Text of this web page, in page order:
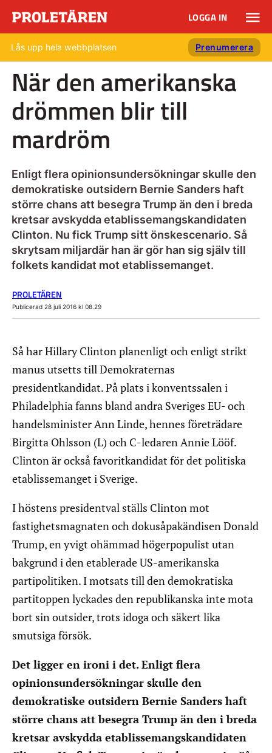
LOGGA IN
Lås upp hela webbplatsen Prenumerera
När den amerikanska
drömmen blir till
mardröm
Enligt flera opinionsundersökningar skulle den
demokratiske outsidern Bernie Sanders haft
större chans att besegra Trump än den i breda
kretsar avskydda etablissemangskandidaten
Clinton. Nu fick Trump sitt önskescenario. Så
skrytsam miljardär han är gör han sig själv till
folkets kandidat mot etablissemanget.
PROLETÄREN
Publicerad 28 juli 2016 kl 08.29
Så har Hillary Clinton planenligt och enligt strikt
manus utsetts till Demokraternas
presidentkandidat. På plats i konventssalen i
Philadelphia fanns bland andra Sveriges EU- och
handelsminister Ann Linde, hennes företrädare
Birgitta Ohlsson (L) och C-ledaren Annie Lööf.
Clinton är också favoritkandidat för det politiska
etablissemanget i Sverige.
I höstens presidentval ställs Clinton mot
fastighetsmagnaten och dokusåpakändisen Donald
Trump, en yvigt ohämmad högerpopulist utan
bakgrund i den etablerade US-amerikanska
partipolitiken. I motsats till den demokratiska
partitoppen lyckades den republikanska inte mota
bort sin outsider, trots idoga och säkert lika
smutsiga försök.
Det ligger en ironi i det. Enligt flera
opinionsundersökningar skulle den
demokratiske outsidern Bernie Sanders haft
större chans att besegra Trump än den i breda
kretsar avskydda etablissemangskandidaten